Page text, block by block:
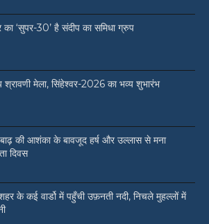
का ‘सुपर-30’ है संदीप का समिधा ग्रुप
श्रावणी मेला, सिंहेश्वर-2026 का भव्य शुभारंभ
की आशंका के बावजूद हर्ष और उल्लास से मना
दिवस
के कई वार्डो में पहुँची उफ़नती नदी, निचले मुहल्लों में